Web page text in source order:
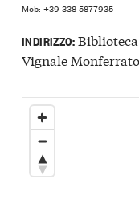
Mob: +39 338 5877935
INDIRIZZO:Biblioteca
Vignale